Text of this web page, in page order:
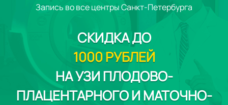
Запись во все центры Санкт-Петербурга
СКИДКАДО
1000 РУБЛЕЙ
НА УЗИ ПЛОДОВО-
ПЛАЦЕНТАРНОГО И МАТОЧНО-